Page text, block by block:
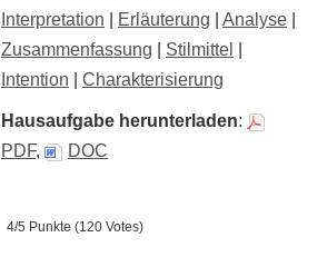
Interpretation
Erläuterung Analyse
Zusammenfassung
Stilmittel
Intention
Charakterisierung
Hausaufgabe herunterladen:
PDF, DOC
4/5 Punkte (120 Votes)